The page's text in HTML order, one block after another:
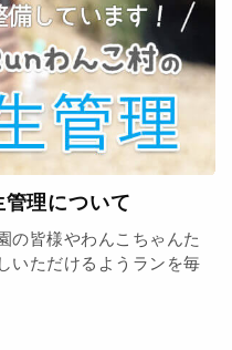
理について
の皆様やわんこちゃんた
いただけるようランを毎